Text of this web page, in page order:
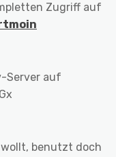
Zugriff auf
Server auf
benutzt doch